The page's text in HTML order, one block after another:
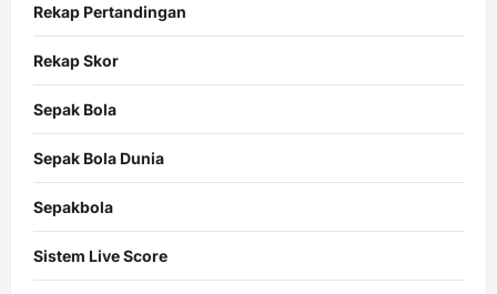
Rekap Pertandingan
Rekap Skor
Sepak Bola
Sepak Bola Dunia
Sepakbola
Sistem Live Score